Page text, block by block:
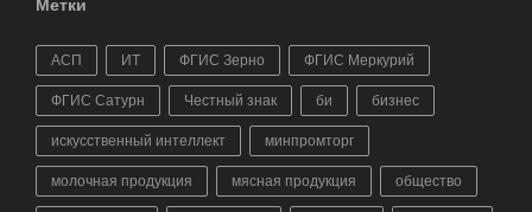
Метки
АСП ИТ ФГИС Зерно ФГИС Меркурий
ФГИС Сатурн Честный знак би бизнес
искусственный интеллект минпромторг
молочная продукция мясная продукция общество